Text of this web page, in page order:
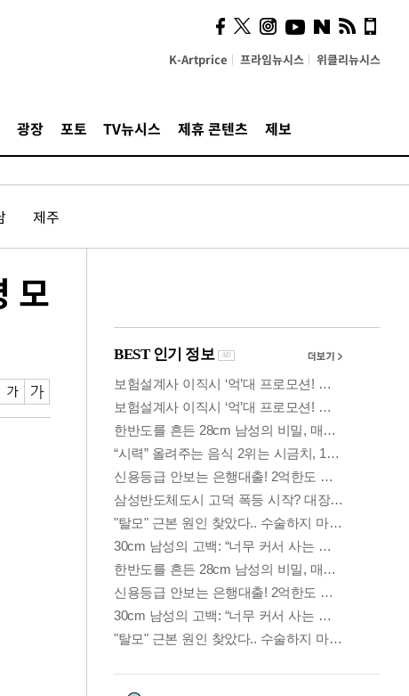
K-Artprice 프라임뉴시스 위클리뉴시스
광장 포토 TV뉴시스 제휴 콘텐츠 제보
제주
모
사이 해답 찾았죠"…알을
깨고 나온 '초자아'